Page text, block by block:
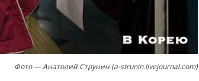
Фото — Анатолий Струнин (a-strunin.livejournal.com)